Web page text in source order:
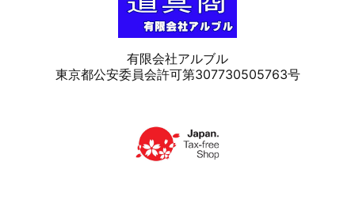
有限会社アルブル
東京都公安委員会許可第307730505763号